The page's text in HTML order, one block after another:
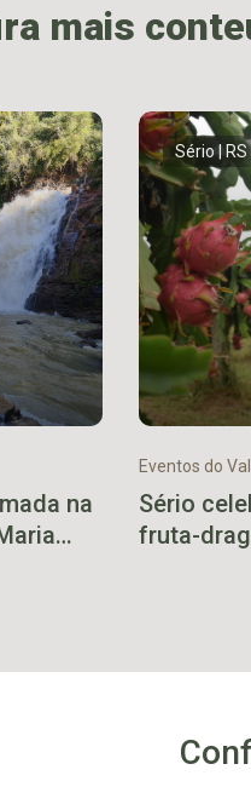
mais
na
Sério | RS
Eventos do
Sério
fruta-